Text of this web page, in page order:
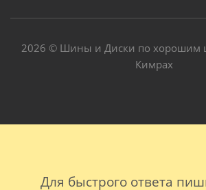
Для быстрого ответа
2026 © Шины и Диски по хорошим
Кимрах